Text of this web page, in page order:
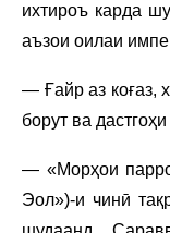
ихтироъ карда
аъзои оилаи
— Ғайр аз коғаз,
борут ва
— «Морҳои
Эол»)-и чинӣ